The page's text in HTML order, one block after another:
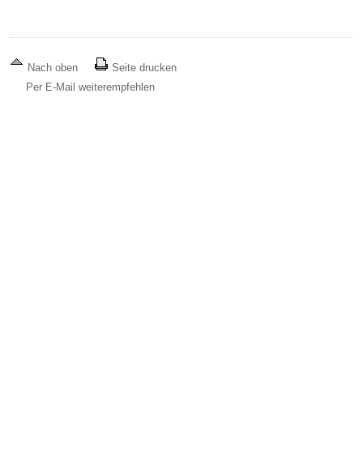
Nach oben
Seite drucken
Per E-Mail weiterempfehlen